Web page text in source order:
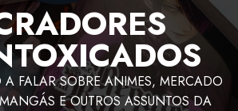
FALAR SOBRE ANIMES, MERCADO
E OUTROS ASSUNTOS DA